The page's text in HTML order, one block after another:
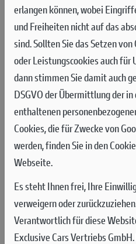
MOTOGP RUNDE 11 AM SACHSENRING:
PERFEKTE WOCHENENDE, BAGNAIA AUF P6
Marc Márquez und das Ducati Lenovo
Sprint-Sieg am Samstag gewann Marc
Francesco Bagnaia beendete das
MEHR
erlangen können, wobei
und Freiheiten nicht auf das
sind.Sollten Sie das Setzen
oder Leistungscookies auch
dann stimmen Sie damit auch
DSGVO der Übermittlung der
enthaltenen
Cookies, die für Zwecke von
werden, finden Sie in den
Webseite.
Es steht Ihnen frei, Ihre
verweigern oder
Verantwortlich für diese
Exclusive Cars Vertriebs